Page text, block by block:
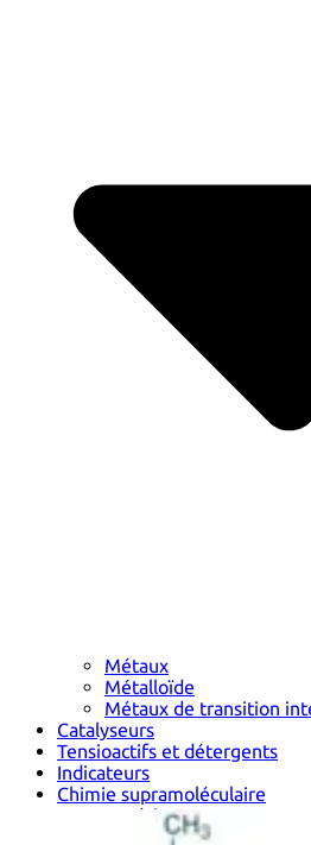
Métaux
Métalloïde
Métaux de transition
Catalyseurs
Tensioactifs et détergents
Indicateurs
Chimie supramoléculaire
Nanomatériaux